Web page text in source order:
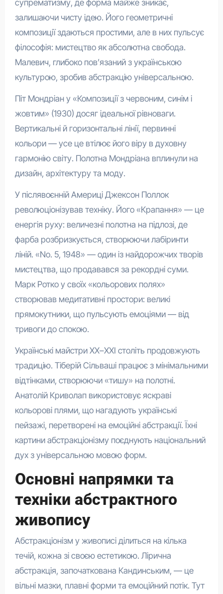
супрематизму, де форма майже зникає,
залишаючи чисту ідею. Його геометричні
композиції здаються простими, але в них пульсує
філософія: мистецтво як абсолютна свобода.
Малевич, глибоко пов’язаний з українською
культурою, зробив абстракцію універсальною.
Піт Мондріан у «Композиції з червоним, синім і
жовтим» (1930) досяг ідеальної рівноваги.
Вертикальні й горизонтальні лінії, первинні
кольори — усе це втілює його віру в духовну
гармонію світу. Полотна Мондріана вплинули на
дизайн, архітектуру та моду.
У післявоєнній Америці Джексон Поллок
революціонізував техніку. Його «Крапання» — це
енергія руху: величезні полотна на підлозі, де
фарба розбризкується, створюючи лабіринти
ліній. «No. 5, 1948» — один із найдорожчих творів
мистецтва, що продавався за рекордні суми.
Марк Ротко у своїх «кольорових полях»
створював медитативні простори: великі
прямокутники, що пульсують емоціями — від
тривоги до спокою.
Українські майстри XX–XXI століть продовжують
традицію. Тіберій Сільваші працює з мінімальними
відтінками, створюючи «тишу» на полотні.
Анатолій Криволап використовує яскраві
кольорові плями, що нагадують українські
пейзажі, перетворені на емоційні абстракції. Їхні
картини абстракціонізму поєднують національний
дух з універсальною мовою форм.
Основні напрямки та
техніки абстрактного
живопису
Абстракціонізм у живописі ділиться на кілька
течій, кожна зі своєю естетикою. Лірична
абстракція, започаткована Кандинським, — це
вільні мазки, плавні форми та емоційний потік. Тут